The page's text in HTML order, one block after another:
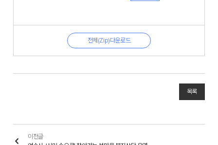
전체(Zip)다운로드
목록
이전글